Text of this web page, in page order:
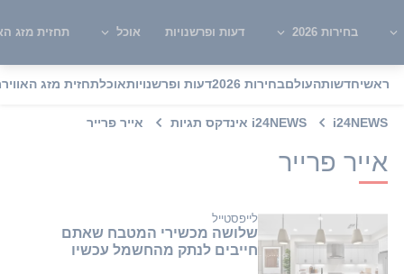
בחירות 2026 דעות ופרשנויות אוכל תחזית מזג
ראשיחדשותהעולםבחירות 2026 דעות ופרשנויותאוכלתחזית מזג האוויר
i24NEWS i24NEWS אינדקס תגיות אייר פרייר
אייר פרייר
לייפסטייל
שלושה מכשירי המטבח שאתם
חייבים לנתק מהחשמל עכשיו